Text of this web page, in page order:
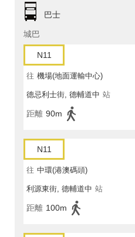
巴士
城巴
N11
往 機場(地面運輸中心)
德忌利士街, 德輔道中 站
距離 90m
N11
往 中環(港澳碼頭)
利源東街, 德輔道中 站
距離 100m